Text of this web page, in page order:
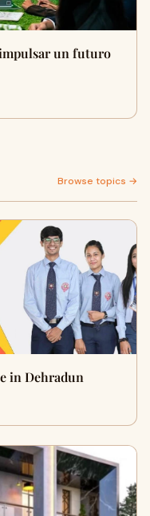
impulsar un futuro
Browse topics →
in Dehradun